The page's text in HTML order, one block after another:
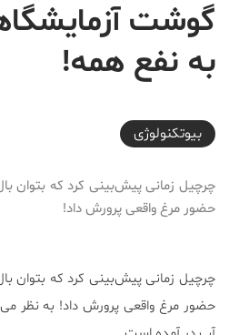
گوشت
به نفع همه!
2017-11-18T19:00:21+03:30
بیوتکنولوژی
چرچیل زمانی پیش‌بینی کرد که بتوان
حضور مرغ واقعی پرورش داد!
چرچیل زمانی پیش‌بینی کرد که ‌بتوان
حضور مرغ واقعی پرورش داد! به نظر